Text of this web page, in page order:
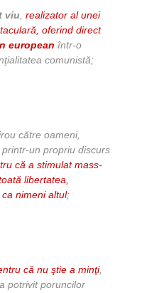
viu realizator al unei
oferind direct
european într-o
comunistă;
către oameni,
un propriu discurs
că a stimulat mass-
libertatea,
nimeni altul;
că nu ştie a minţi,
potrivit poruncilor